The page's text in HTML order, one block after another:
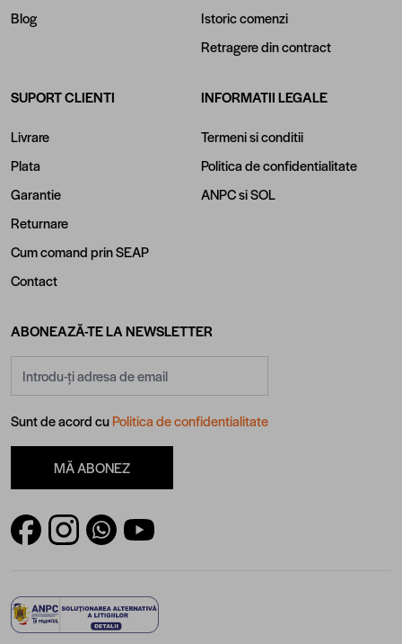
Blog
Istoric comenzi
Retragere din contract
SUPORT CLIENTI
Livrare
Plata
Garantie
Returnare
Cum comand prin SEAP
Contact
INFORMATII LEGALE
Termeni si conditii
Politica de confidentialitate
ANPCsiSOL
ABONEAZĂ-TE LA NEWSLETTER
Sunt de acord cuPolitica de confidentialitate
MĂ ABONEZ